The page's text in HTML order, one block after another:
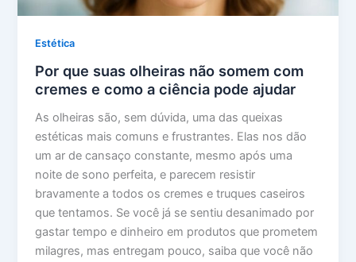
Estética
Por que suas olheiras não somem com
cremes e como a ciência pode ajudar
As olheiras são, sem dúvida, uma das queixas
estéticas mais comuns e frustrantes. Elas nos dão
um ar de cansaço constante, mesmo após uma
noite de sono perfeita, e parecem resistir
bravamente a todos os cremes e truques caseiros
que tentamos. Se você já se sentiu desanimado por
gastar tempo e dinheiro em produtos que prometem
milagres, mas entregam pouco, saiba que você não